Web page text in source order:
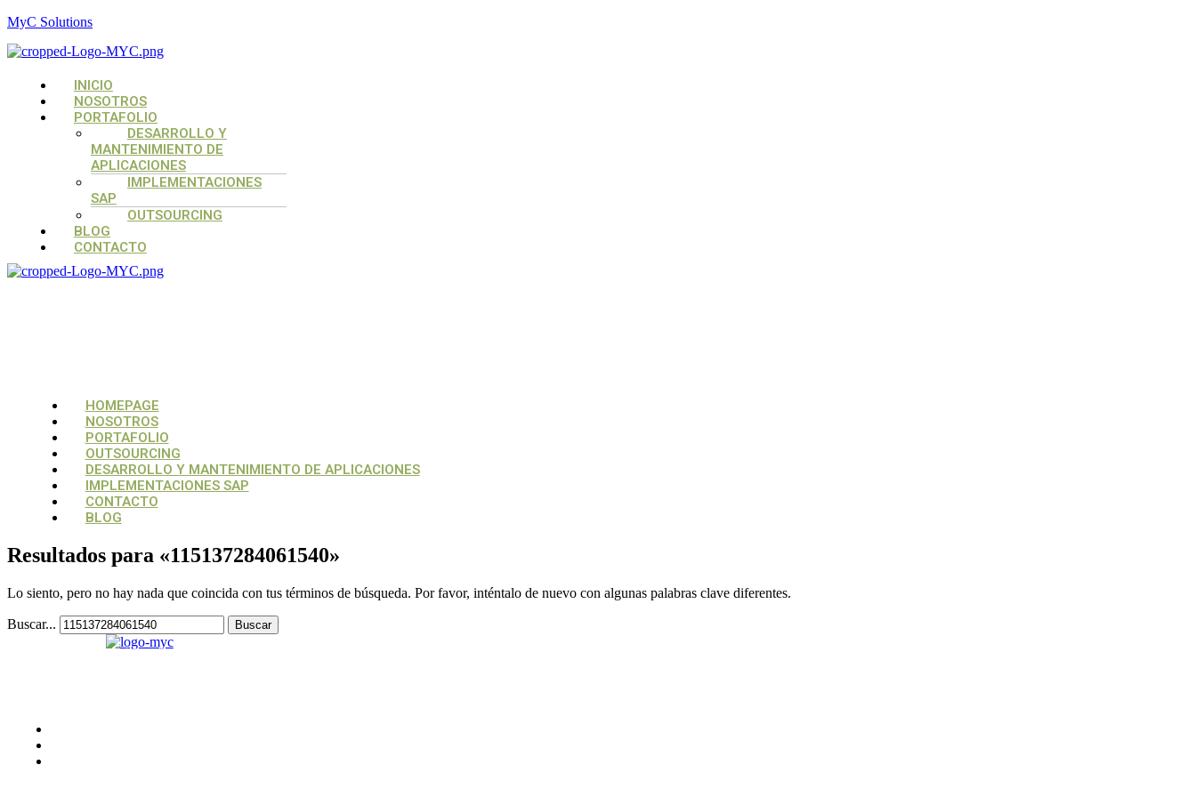
MyC Solutions
Menú
INICIO
NOSOTROS
PORTAFOLIO
DESARROLLO Y
MANTENIMIENTO DE
APLICACIONES
IMPLEMENTACIONES
SAP
OUTSOURCING
BLOG
CONTACTO
Menú
Menú
Menú
HOMEPAGE
NOSOTROS
PORTAFOLIO
OUTSOURCING
DESARROLLO Y MANTENIMIENTO DE APLICACIONES
IMPLEMENTACIONES SAP
CONTACTO
BLOG
Resultados para «115137284061540»
Lo siento, pero no hay nada que coincida con tus términos de búsqueda. Por favor, inténtalo de nuevo con algunas palabras clave diferentes.
Buscar...
Su aliado estratégico, para estructurar y